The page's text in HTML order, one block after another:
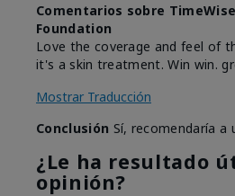
Comentarios sobre
Foundation
Love the coverage and feel of
it's a skin treatment. Win win.
Mostrar Traducción
Conclusión Sí, recomendaría a
¿Le ha resultado
opinión?